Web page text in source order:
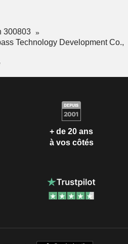
300803
Technology Development Co.,
+ de 20 ans
à vos côtés